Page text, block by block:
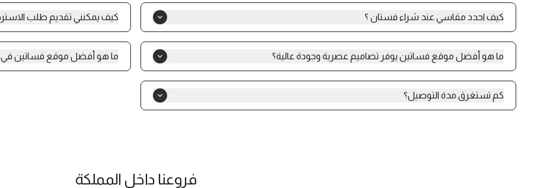
العنوان المراد الشحن إليه
نصية لتتتبعيه بكل سهولة.
كيف احدد مقاسي عند شراء فستان ؟ كيف يمكنني تقديم طلب الاسترجاع لدى بينوش؟
تزودينا برقم الطلب عند طلب
ما هو أفضل موقع فساتين يوفر تصاميم عصرية وجودة عالية؟
مختلف الأذواق، بالإضافة إلى أسعار مناسبة وتجربة تسوق سهلة وآمنة.
ما هو أفضل موقع فساتين في
كم تستغرق مدة التوصيل؟
فروعنا داخل المملكة